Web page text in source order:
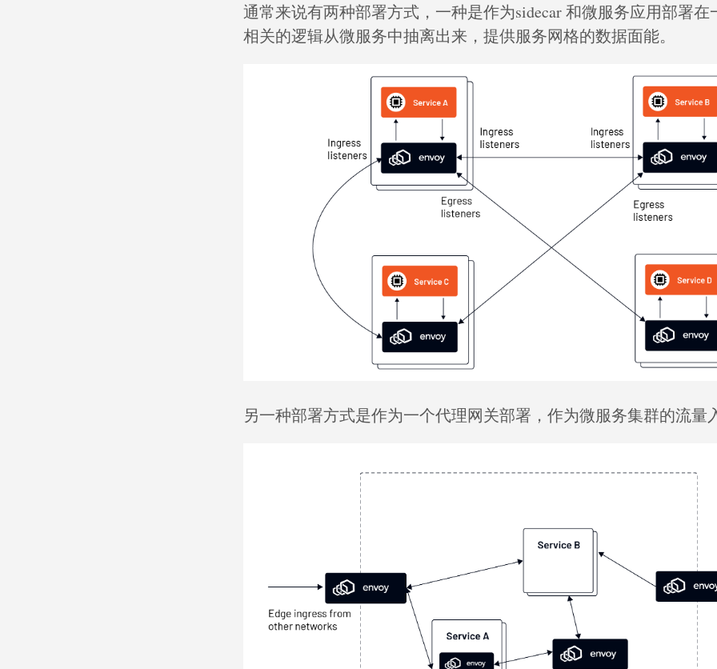
通常来说有两种部署方式，一种是作为sidecar 和微服务应用部署在
相关的逻辑从微服务中抽离出来，提供服务网格的数据面能。
另一种部署方式是作为一个代理网关部署，作为微服务集群的流量